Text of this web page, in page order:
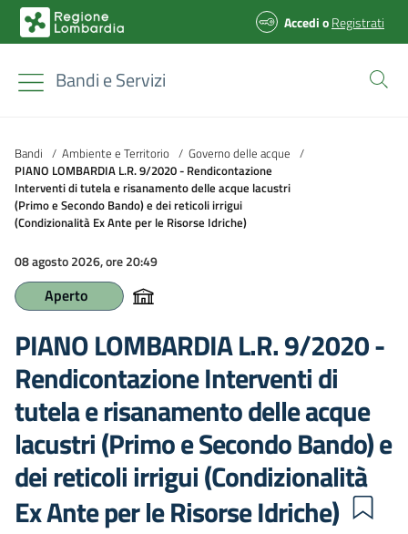
AccedioRegistrati
Bandi e Servizi
Bandi / Ambiente e Territorio / Governo delle acque /
PIANO LOMBARDIA L.R. 9/2020 - Rendicontazione
Interventi di tutela e risanamento delle acque lacustri
(Primo e Secondo Bando) e dei reticoli irrigui
(Condizionalità Ex Ante per le Risorse Idriche)
08 agosto 2026, ore 20:49
Aperto
PIANO LOMBARDIA L.R. 9/2020 -
Rendicontazione Interventi di
tutela e risanamento delle acque
lacustri (Primo e Secondo Bando) e
dei reticoli irrigui (Condizionalità
Ex Ante per le Risorse Idriche)